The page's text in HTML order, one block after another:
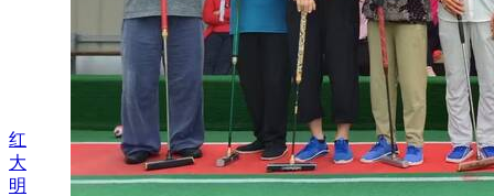
红
大
明